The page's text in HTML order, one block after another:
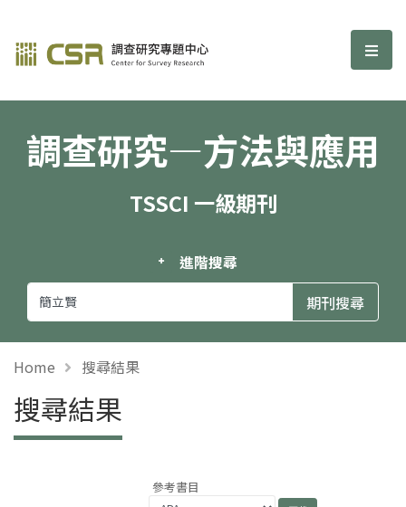
調查研究—方法與應用期刊 選
調查研究—方法與應用
TSSCI 一級期刊
進階搜尋
Home 搜尋結果
搜尋結果
參考書目